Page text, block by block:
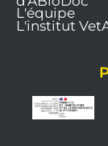
L'équipe
L'institut